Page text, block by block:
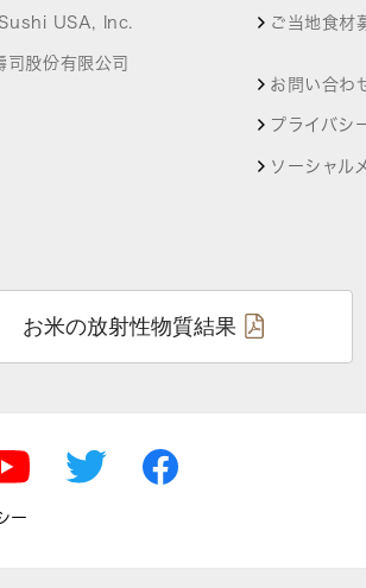
USA, Inc.
司股份有限公司
ご当地食材
お問い合わ
プライバシ
ソーシャル
お米の放射性物質結果
ー